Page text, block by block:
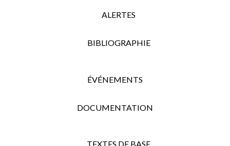
ALERTES
BIBLIOGRAPHIE
ÉVÉNEMENTS
DOCUMENTATION
TEXTES DE BASE